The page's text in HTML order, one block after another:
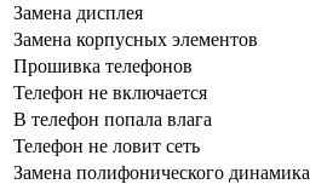
Замена дисплея
Замена корпусных элементов
Прошивка телефонов
Телефон не включается
В телефон попала влага
Телефон не ловит сеть
Замена полифонического динамика